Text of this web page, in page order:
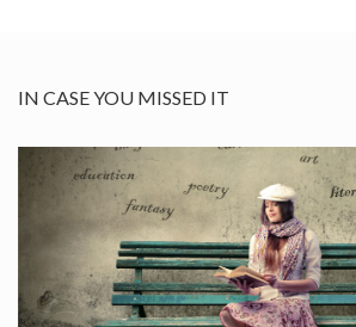
IN CASE YOU MISSED IT